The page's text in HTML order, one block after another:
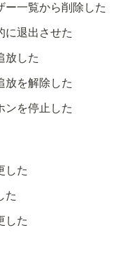
一覧から削除した
に退出させた
放した
放を解除した
ンを停止した
した
た
した